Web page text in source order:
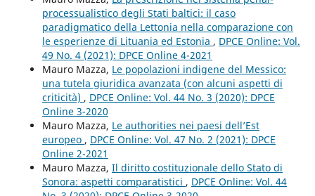
processualistico degli Stati baltici: il caso
paradigmatico della Lettonia nella comparazione con
le esperienze di Lituania ed Estonia , DPCE Online: Vol.
49 No. 4 (2021): DPCE Online 4-2021
Mauro Mazza, Le popolazioni indigene del Messico:
una tutela giuridica avanzata (con alcuni aspetti di
criticità) , DPCE Online: Vol. 44 No. 3 (2020): DPCE
Online 3-2020
Mauro Mazza, Le authorities nei paesi dell’Est
europeo , DPCE Online: Vol. 47 No. 2 (2021): DPCE
Online 2-2021
Mauro Mazza, Il diritto costituzionale dello Stato di
Sonora: aspetti comparatistici , DPCE Online: Vol. 44